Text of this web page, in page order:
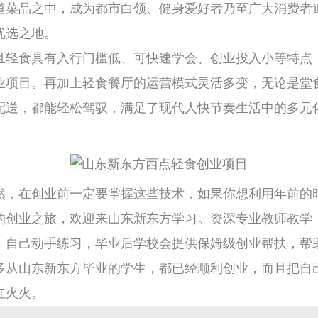
菜品之中，成为都市白领、健身爱好者乃至广大消费者
之地。
轻食具有入行门槛低、可快速学会、创业投入小等特点
项目。再加上轻食餐厅的运营模式灵活多变，无论是堂
送，都能轻松驾驭，满足了现代人快节奏生活中的多元
，在创业前一定要掌握这些技术，如果你想利用年前的
创业之旅，欢迎来山东新东方学习。资深专业教师教学
自己动手练习，毕业后学校会提供保姆级创业帮扶，帮
从山东新东方毕业的学生，都已经顺利创业，而且把自
火。